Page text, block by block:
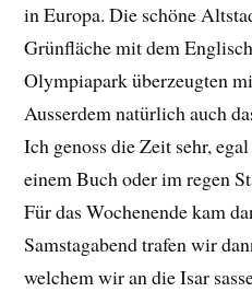
in Europa. Die schöne
Grünfläche mit dem
Olympiapark überzeugten
Ausserdem natürlich auch
Ich genoss die Zeit sehr,
einem Buch oder im regen
Für das Wochenende kam
Samstagabend trafen wir
welchem wir an die Isar